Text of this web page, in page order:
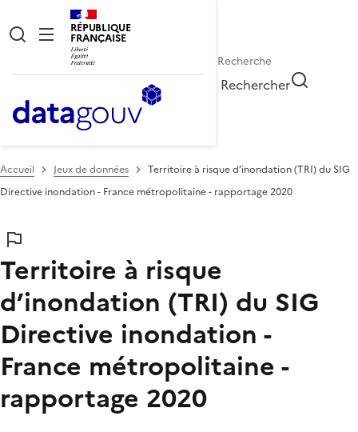
RÉPUBLIQUE
FRANÇAISE
Rechercher
Accueil Jeux de données
Territoire à risque d’inondation (TRI) du SIG
Directive inondation - France métropolitaine - rapportage 2020
Territoire à risque
d’inondation (TRI) du SIG
Directive inondation -
France métropolitaine -
rapportage 2020